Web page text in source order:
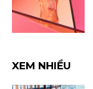
XEM NHIỀU